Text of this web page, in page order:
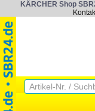
KÄRCHER Shop